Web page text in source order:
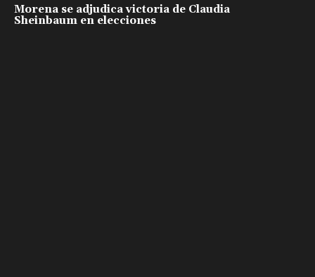
Morena se adjudica victoria de Claudia
Sheinbaum en elecciones